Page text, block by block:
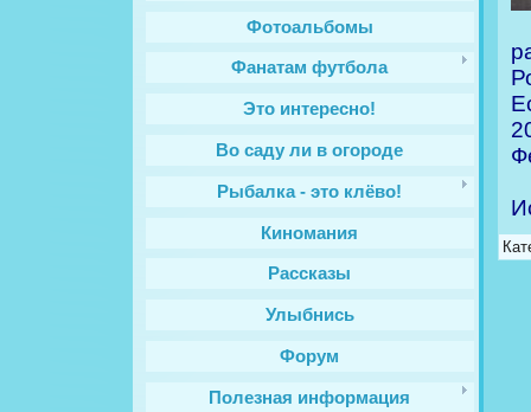
Фотоальбомы
Фанатам футбола
Это интересно!
Во саду ли в огороде
Рыбалка - это клёво!
Киномания
Рассказы
Улыбнись
Форум
Полезная информация